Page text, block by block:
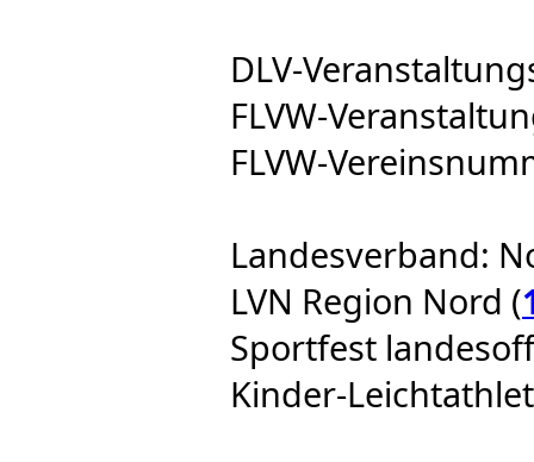
DLV-
FLVW-
FLVW-
Landesverband:
LVN Region Nord (
Sportfest
Kinder-